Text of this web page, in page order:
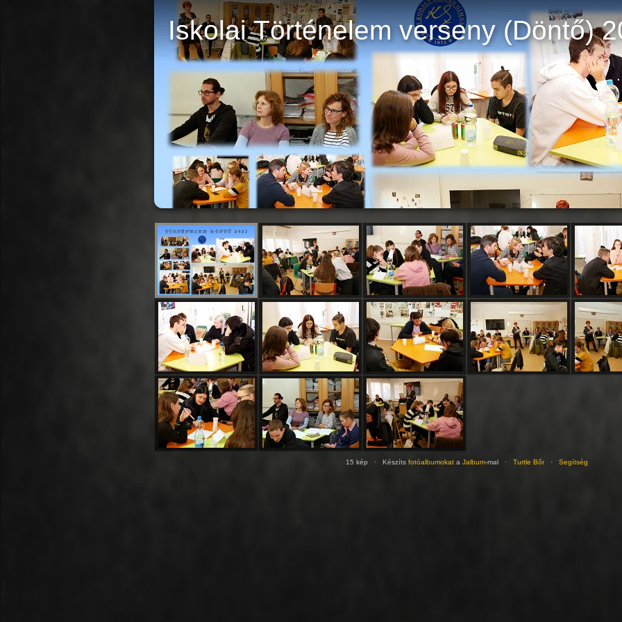
Iskolai Történelem verseny (Döntő)
15 kép · Készíts fotóalbumokata Jalbum-mal · Turtle Bőr· Segítség